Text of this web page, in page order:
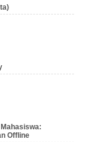
Offline